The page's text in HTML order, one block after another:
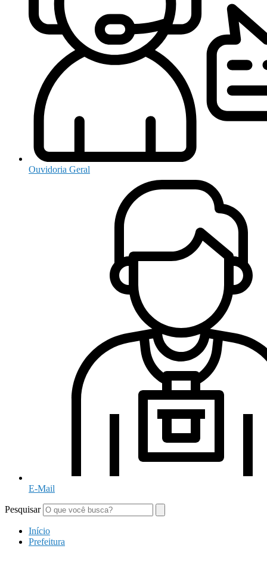
Ouvidoria Geral
E-Mail
Pesquisar
Início
Prefeitura